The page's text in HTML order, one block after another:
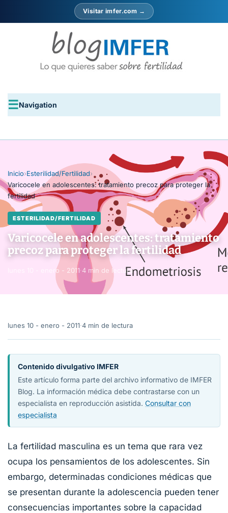
Visitar imfer.com →
Navigation
Inicio›Esterilidad/Fertilidad›
Varicocele en adolescentes: tratamiento precoz para proteger la
fertilidad
ESTERILIDAD/FERTILIDAD
Varicocele en adolescentes: tratamiento
precoz para proteger la fertilidad
lunes 10 - enero - 2011·4 min de lectura
lunes 10 - enero - 2011·4 min de lectura
Contenido divulgativo IMFER
Este artículo forma parte del archivo informativo de IMFER
Blog. La información médica debe contrastarse con un
especialista en reproducción asistida. Consultar con
especialista
La fertilidad masculina es un tema que rara vez
ocupa los pensamientos de los adolescentes. Sin
embargo, determinadas condiciones médicas que
se presentan durante la adolescencia pueden tener
consecuencias importantes sobre la capacidad